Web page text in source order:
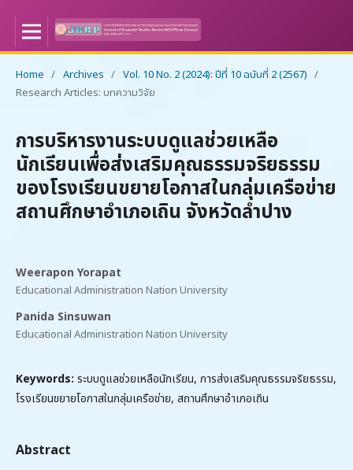
Home / Archives / Vol. 10 No. 2 (2024): ปีที่ 10 ฉบับที่ 2 (2567) /
Research Articles: บทความวิจัย
การบริหารงานระบบดูแลช่วยเหลือ
นักเรียนเพื่อส่งเสริมคุณธรรมจริยธรรม
ของโรงเรียนขยายโอกาสในกลุ่มเครือข่าย
สถานศึกษาอำเภอเถิน จังหวัดลำปาง
Weerapon Yorapat
Educational Administration Nation University
Panida Sinsuwan
Educational Administration Nation University
Keywords: ระบบดูแลช่วยเหลือนักเรียน, การส่งเสริมคุณธรรมจริยธรรม,
โรงเรียนขยายโอกาสในกลุ่มเครือข่าย, สถานศึกษาอำเภอเถิน
Abstract